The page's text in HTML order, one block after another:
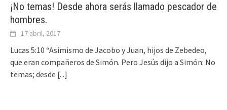
¡No temas! Desde ahora serás llamado pescador de
hombres.
17 abril, 2017
Lucas 5:10 “Asimismo de Jacobo y Juan, hijos de Zebedeo,
que eran compañeros de Simón. Pero Jesús dijo a Simón: No
temas; desde [...]